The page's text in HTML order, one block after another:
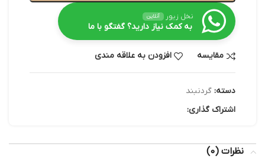
نخل زیور آنلاین
به کمک نیاز دارید؟ گفتگو با ما
مقایسه افزودن به علاقه مندی
دسته: گردنبند
اشتراک گذاری:
نظرات (0)